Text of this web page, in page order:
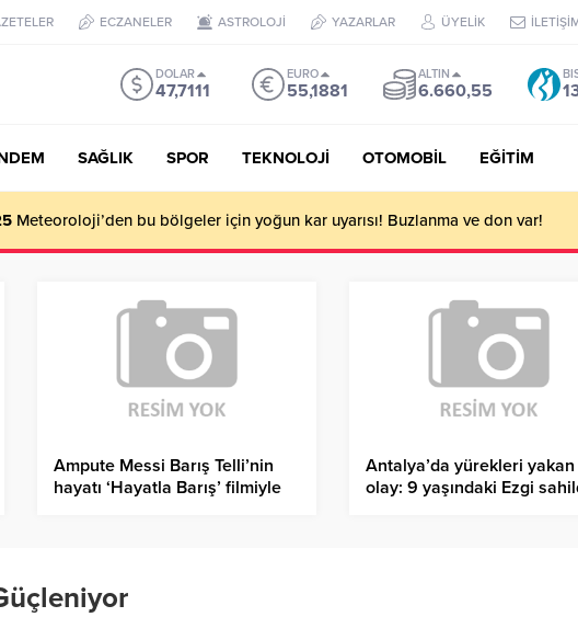
ECZANELER ASTROLOJİ YAZARLAR ÜYELİK
DOLAR
47,7111
EURO
55,1881
ALTIN
6.660,55
SAĞLIK SPOR TEKNOLOJİ OTOMOBİL EĞİTİM
Meteoroloji’den bu bölgeler için yoğun kar uyarısı! Buzlanma ve don var!
Ampute Messi Barış Telli’nin
hayatı ‘Hayatla Barış’ filmiyle
Antalya’da yürekleri yakan
olay: 9 yaşındaki Ezgi